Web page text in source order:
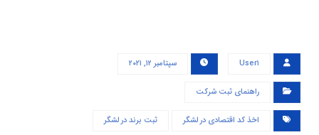
User۱ سپتامبر ۱۲, ۲۰۲۱
راهنمای ثبت شرکت
اخذ کد اقتصادی در لشگر ثبت برند در لشگر